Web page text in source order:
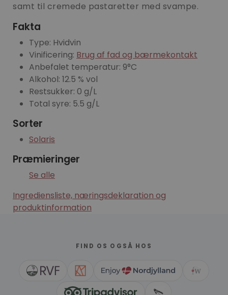
samt til cremede pastaretter med svampe.
Fakta
Type: Hvidvin
Vinificering: Brug af fad og bærmekontakt
Anbefalet temperatur: 9°C
Alkohol: 12.5 % vol
Restsukker: 0 g/L
Total syre: 5.5 g/L
Sorter
Solaris
Præmieringer
Se alle
Ingrediensliste, næringsdeklaration og
produktinformation
FIND OS OGSÅ HOS